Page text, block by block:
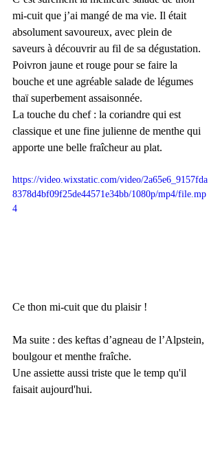
mi-cuit que j’ai mangé de ma vie. Il était
absolument savoureux, avec plein de
saveurs à découvrir au fil de sa dégustation.
Poivron jaune et rouge pour se faire la
bouche et une agréable salade de légumes
thaï superbement assaisonnée.
La touche du chef : la coriandre qui est
classique et une fine julienne de menthe qui
apporte une belle fraîcheur au plat.
https://video.wixstatic.com/video/2a65e6_9157fda
8378d4bf09f25de44571e34bb/1080p/mp4/file.mp
4
Ce thon mi-cuit que du plaisir !
Ma suite : des keftas d’agneau de l’Alpstein,
boulgour et menthe fraîche.
Une assiette aussi triste que le temp qu'il
faisait aujourd'hui.